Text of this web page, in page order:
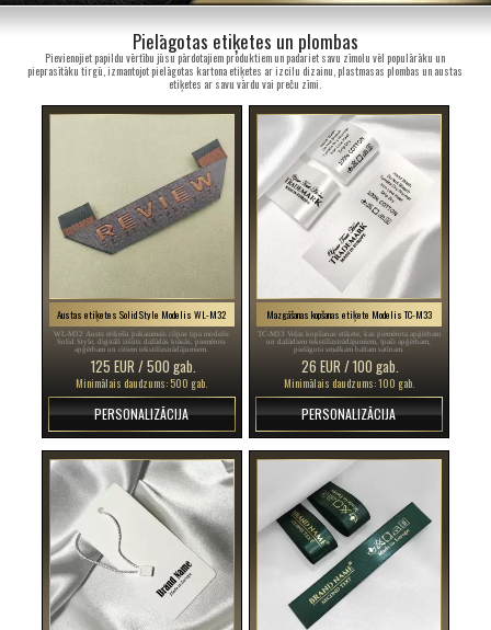
Pielāgotas etiķetes un plombas
Pievienojiet papildu vērtību jūsu pārdotajiem produktiem un padariet savu zīmolu vēl populārāku un
pieprasītāku tirgū, izmantojot pielāgotas kartona etiķetes ar izcilu dizainu, plastmasas plombas un austas
etiķetes ar savu vārdu vai preču zīmi.
Austas etiķetes Solid Style Modelis WL-M32
WL-M32 Austs etiķešu pakaramais cilpas tipa modelis
Solid Style, digitāli izšūts dažādās krāsās, piemērots
apģērbam un citiem tekstilizstrādājumiem.
125 EUR / 500 gab.
Minimālais daudzums: 500 gab.
PERSONALIZĀCIJA
Mazgāšanas kopšanas etiķete Modelis TC-M33
TC-M33 Veļas kopšanas etiķete, kas piemērota apģērbam
un dažādiem tekstilizstrādājumiem, īpaši apģērbam,
pielāgota smalkam baltam satīnam.
26 EUR / 100 gab.
Minimālais daudzums: 100 gab.
PERSONALIZĀCIJA